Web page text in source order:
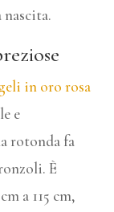
in oro rosa
e
rotonda fa
È
a 115 cm,